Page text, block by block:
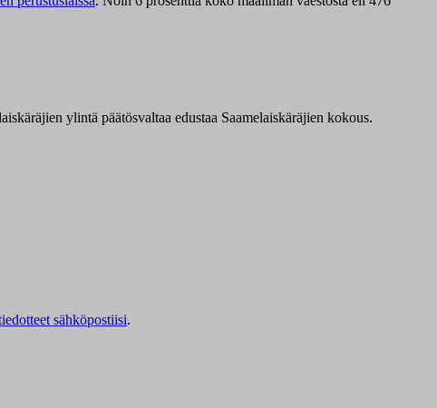
ylintä päätösvaltaa edustaa Saamelaiskäräjien kokous.
sähköpostiisi.